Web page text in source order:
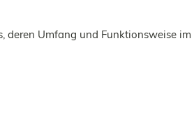
Umfang und Funktionsweise